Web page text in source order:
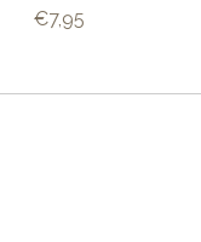
€7,95